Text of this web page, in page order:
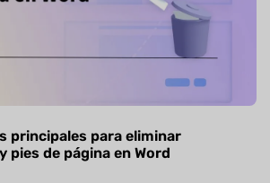
principales para eliminar
pies de página en Word